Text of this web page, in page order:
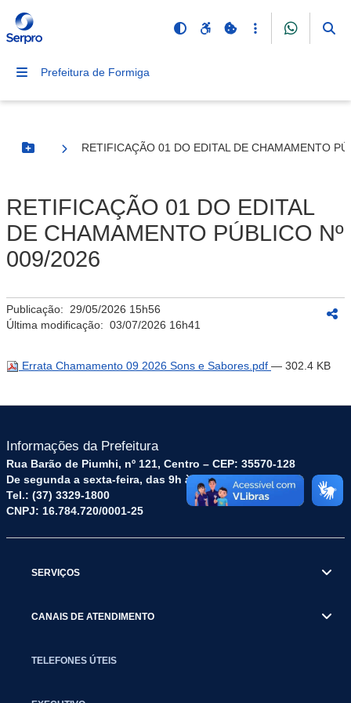
Prefeitura de Formiga
Botão Menu
RETIFICAÇÃO 01 DO EDITAL DE CHAMAMENTO
RETIFICAÇÃO 01 DO EDITAL
DE CHAMAMENTO PÚBLICO Nº
009/2026
Publicação: 29/05/2026 15h56
Última modificação: 03/07/2026 16h41
Errata Chamamento 09 2026 Sons e Sabores.pdf — 302.4 KB
Informações da Prefeitura
Rua Barão de Piumhi, nº 121, Centro – CEP: 35570-128
De segunda a sexta-feira, das 9h às 16h
Tel.: (37) 3329-1800
CNPJ: 16.784.720/0001-25
SERVIÇOS
CANAIS DE ATENDIMENTO
TELEFONES ÚTEIS